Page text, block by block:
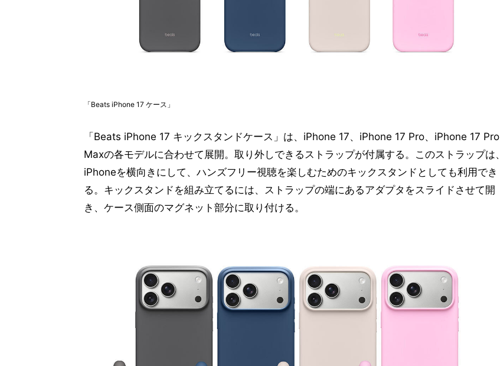
「Beats iPhone 17 ケース」
「Beats iPhone 17 キックスタンドケース」は、iPhone 17、iPhone 17 Pro、iPhone 17 Pro
Maxの各モデルに合わせて展開。取り外しできるストラップが付属する。このストラップは、
iPhoneを横向きにして、ハンズフリー視聴を楽しむためのキックスタンドとしても利用でき
る。キックスタンドを組み立てるには、ストラップの端にあるアダプタをスライドさせて開
き、ケース側面のマグネット部分に取り付ける。